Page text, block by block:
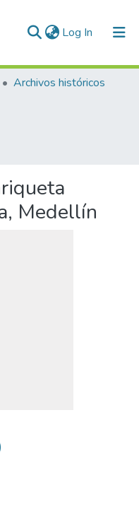
Log In (current)
Archivos históricos
Medellín